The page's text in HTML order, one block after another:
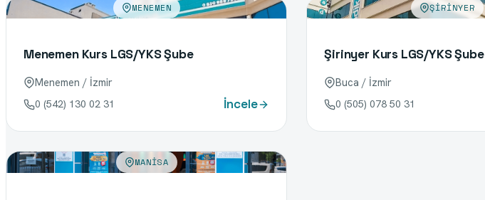
MENEMEN
Menemen Kurs LGS/YKS Şube
Menemen / İzmir
0 (542) 130 02 31 İncele
ŞIRINYER
Şirinyer Kurs LGS/YKS Şube
Buca / İzmir
0 (505) 078 50 31
MANISA